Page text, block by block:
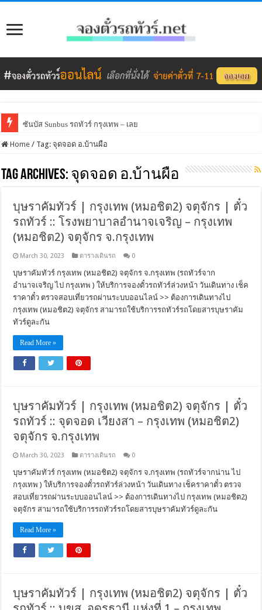
ซันบัส Sunbus รถทัวร์ กรุงเทพ – เลย
Home / Tag:จุดจอด อ.บ้านผือ
Tag Archives: จุดจอด อ.บ้านผือ
บุษราคัมทัวร์ | กรุงเทพ (หมอชิต2) จตุจักร | ตั๋ว
รถทัวร์ :: โรงพยาบาลอำนาจเจริญ – กรุงเทพ
(หมอชิต2) จตุจักร จ.กรุงเทพ
March 30, 2023 ตารางเดินรถ 0
บุษราคัมทัวร์ กรุงเทพ (หมอชิต2) จตุจักร จ.กรุงเทพ (รถทัวร์จาก
อำนาจเจริญ ไป กรุงเทพ ) ให้บริการจองตั๋วรถทัวร์ล่วงหน้า วันเดินทาง เช็ค
ราคาตั๋ว ตรวจสอบเที่ยวรถผ่านระบบออนไลน์ >> ต้องการเดินทางไป
กรุงเทพ (หมอชิต2) จตุจักร สามารถใช้บริการรถทัวร์รถโดยสารบุษราคัม
ทัวร์ดูละกัน
Read More »
บุษราคัมทัวร์ | กรุงเทพ (หมอชิต2) จตุจักร | ตั๋ว
รถทัวร์ :: จุดจอด เวียงสา – กรุงเทพ (หมอชิต2)
จตุจักร จ.กรุงเทพ
March 30, 2023 ตารางเดินรถ 0
บุษราคัมทัวร์ กรุงเทพ (หมอชิต2) จตุจักร จ.กรุงเทพ (รถทัวร์จากน่าน ไป
กรุงเทพ ) ให้บริการจองตั๋วรถทัวร์ล่วงหน้า วันเดินทาง เช็คราคาตั๋ว ตรวจ
สอบเที่ยวรถผ่านระบบออนไลน์ >> ต้องการเดินทางไป กรุงเทพ (หมอชิต2)
จตุจักร สามารถใช้บริการรถทัวร์รถโดยสารบุษราคัมทัวร์ดูละกัน
Read More »
บุษราคัมทัวร์ | กรุงเทพ (หมอชิต2) จตุจักร | ตั๋ว